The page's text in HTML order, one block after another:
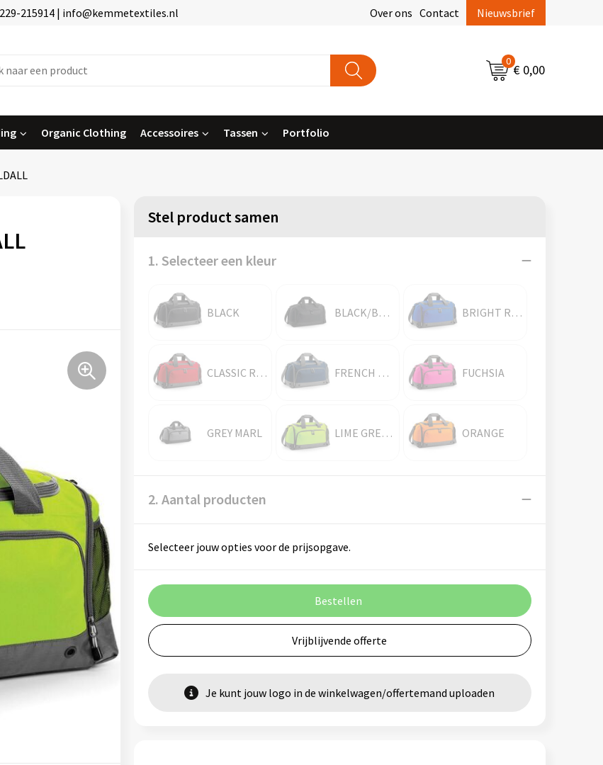
215914 | info@kemmetextiles.nl Over ons Contact Nieuwsbrief
0
€ 0,00
Organic Clothing Accessoires Tassen Portfolio
Stel product samen
1. Selecteer een kleur
BLACK BLACK/BLACK BRIGHT ROYAL
CLASSIC RED FRENCH NAVY FUCHSIA
GREY MARL LIME GREEN ORANGE
2. Aantal producten
Selecteer jouw opties voor de prijsopgave.
Bestellen
Vrijblijvende offerte
Je kunt jouw logo in de winkelwagen/offertemand uploaden